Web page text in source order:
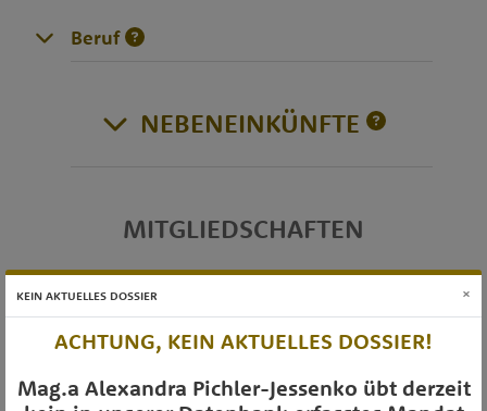
Beruf
NEBENEINKÜNFTE
MITGLIEDSCHAFTEN
Interessenvertretung
OTS-AUSSENDUNGEN
KEIN AKTUELLES DOSSIER ×
ACHTUNG, KEIN AKTUELLES DOSSIER!
Mag.a Alexandra Pichler-Jessenko übt derzeit